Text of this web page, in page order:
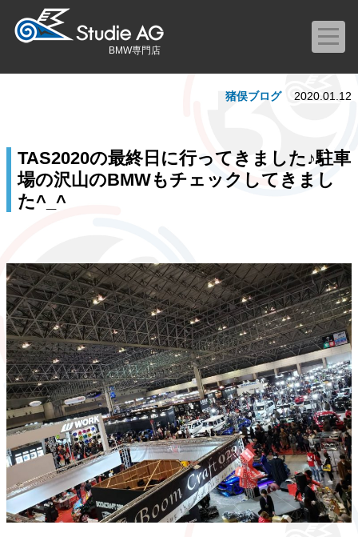
BMW専門店
TAS2020の最終日に行ってきました♪駐車
場の沢山のBMWもチェックしてきまし
た^_^
猪俣ブログ 2020.01.12